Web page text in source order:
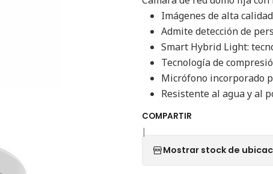
Imágenes de alta
Admite detección de
Smart Hybrid Light:
Tecnología de
Micrófono incorporado
Resistente al agua y al
COMPARTIR
|
Mostrar stock de